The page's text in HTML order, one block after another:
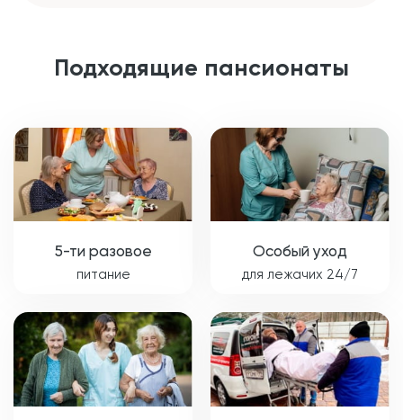
Подходящие пансионаты
5-ти разовое
питание
Особый уход
для лежачих 24/7